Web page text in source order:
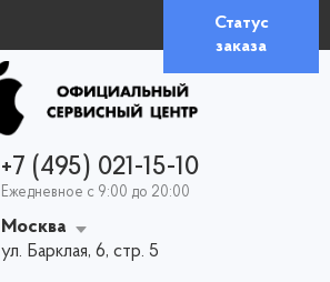
Статус
заказа
+7 (495) 021-15-10
Ежедневное с 9:00 до 20:00
Москва
ул. Барклая, 6, стр. 5